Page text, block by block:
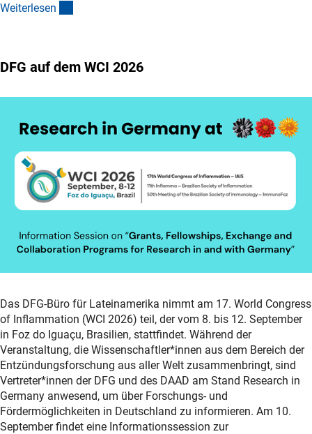
Weiterlesen
DFG auf dem WCI 2026
Das DFG-Büro für Lateinamerika nimmt am 17. World Congress
of Inflammation (WCI 2026) teil, der vom 8. bis 12. September
in Foz do Iguaçu, Brasilien, stattfindet. Während der
Veranstaltung, die Wissenschaftler*innen aus dem Bereich der
Entzündungsforschung aus aller Welt zusammenbringt, sind
Vertreter*innen der DFG und des DAAD am Stand Research in
Germany anwesend, um über Forschungs- und
Fördermöglichkeiten in Deutschland zu informieren. Am 10.
September findet eine Informationssession zur